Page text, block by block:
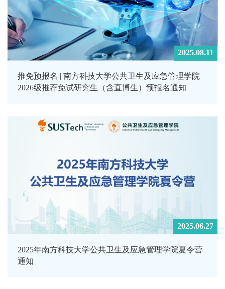
2025.08.11
推免预报名 | 南方科技大学公共卫生及应急管理学院
2026级推荐免试研究生（含直博生）预报名通知
2025.06.27
2025年南方科技大学公共卫生及应急管理学院夏令营
通知